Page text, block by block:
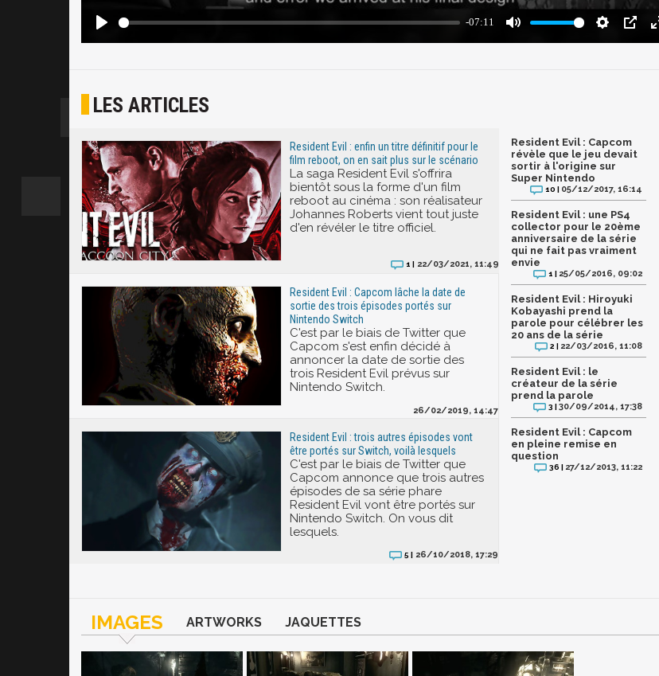
LES ARTICLES
Resident Evil : enfin un titre définitif pour le
film reboot, on en sait plus sur le scénario
La saga Resident Evil s'offrira
bientôt sous la forme d'un film
reboot au cinéma : son réalisateur
Johannes Roberts vient tout juste
d'en révéler le titre officiel.
1 | 22/03/2021, 11:49
Resident Evil : Capcom lâche la date de
sortie des trois épisodes portés sur
Nintendo Switch
C'est par le biais de Twitter que
Capcom s'est enfin décidé à
annoncer la date de sortie des
trois Resident Evil prévus sur
Nintendo Switch.
26/02/2019, 14:47
Resident Evil : trois autres épisodes vont
être portés sur Switch, voilà lesquels
C'est par le biais de Twitter que
Capcom annonce que trois autres
épisodes de sa série phare
Resident Evil vont être portés sur
Nintendo Switch. On vous dit
lesquels.
5 | 26/10/2018, 17:29
Resident Evil : Capcom
révèle que le jeu devait
sortir à l'origine sur
Super Nintendo
10 | 05/12/2017, 16:14
Resident Evil : une PS4
collector pour le 20ème
anniversaire de la série
qui ne fait pas vraiment
envie
1 | 25/05/2016, 09:02
Resident Evil : Hiroyuki
Kobayashi prend la
parole pour célébrer les
20 ans de la série
2 | 22/03/2016, 11:08
Resident Evil : le
créateur de la série
prend la parole
3 |30/09/2014, 17:38
Resident Evil : Capcom
en pleine remise en
question
36 | 27/12/2013, 11:22
IMAGES ARTWORKS JAQUETTES